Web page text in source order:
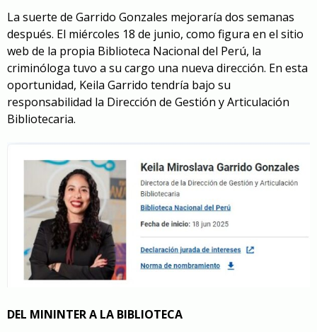
La suerte de Garrido Gonzales mejoraría dos semanas
después. El miércoles 18 de junio, como figura en el sitio
web de la propia Biblioteca Nacional del Perú, la
criminóloga tuvo a su cargo una nueva dirección. En esta
oportunidad, Keila Garrido tendría bajo su
responsabilidad la Dirección de Gestión y Articulación
Bibliotecaria.
DEL MININTER A LA BIBLIOTECA